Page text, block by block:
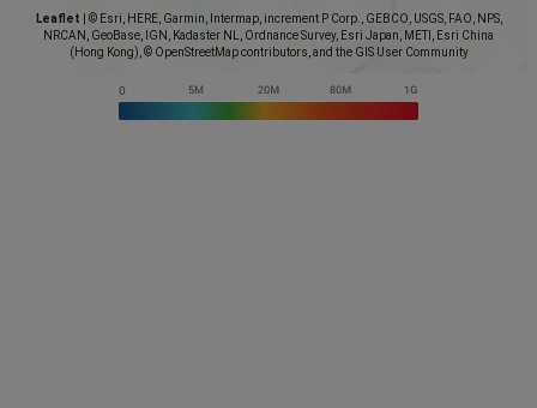
Leaflet
© Esri, HERE, Garmin, Intermap, increment P Corp., GEBCO, USGS, FAO, NPS,
NRCAN, GeoBase, IGN, Kadaster NL, Ordnance Survey, Esri Japan, METI, Esri China
(Hong Kong), © OpenStreetMap contributors, and the GIS User Community